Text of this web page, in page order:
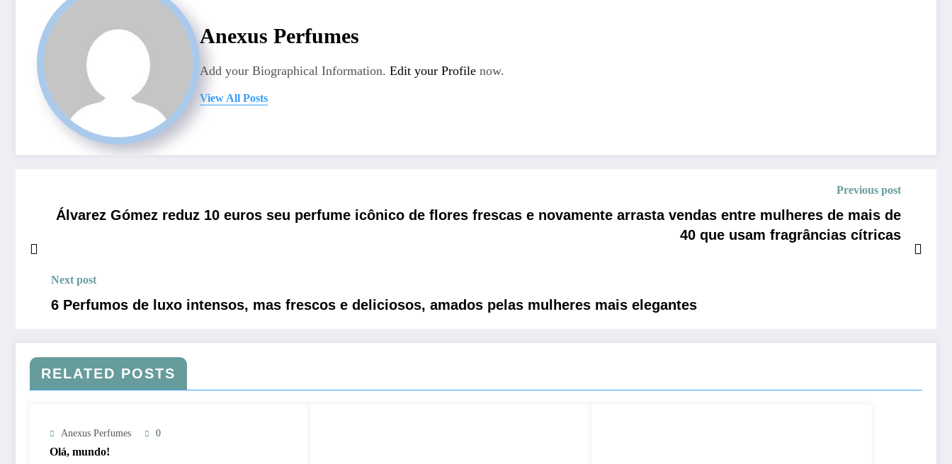
Anexus Perfumes
Add your Biographical Information. Edit your Profile now.
View All Posts
Previous post
Álvarez Gómez reduz 10 euros seu perfume icônico de flores frescas e novamente arrasta vendas entre mulheres de mais de
40 que usam fragrâncias cítricas
Next post
6 Perfumos de luxo intensos, mas frescos e deliciosos, amados pelas mulheres mais elegantes
RELATED POSTS
Anexus Perfumes 0
Olá, mundo!